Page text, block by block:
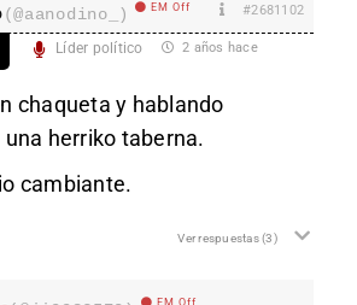
(@aanodino_) EM Off #2681102
Líder político 2 años hace
chaqueta y hablando
herriko taberna.
cambiante.
Ver respuestas(3)